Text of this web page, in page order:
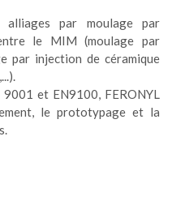
alliages par moulage par
le MIM (moulage par
par injection de céramique
et EN9100, FERONYL
le prototypage et la